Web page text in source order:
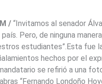
/ “Invitamos al senador
Pero, de ninguna
estudiantes”.Esta fue
hechos por el
se refirió a una
“Fernando Londoño